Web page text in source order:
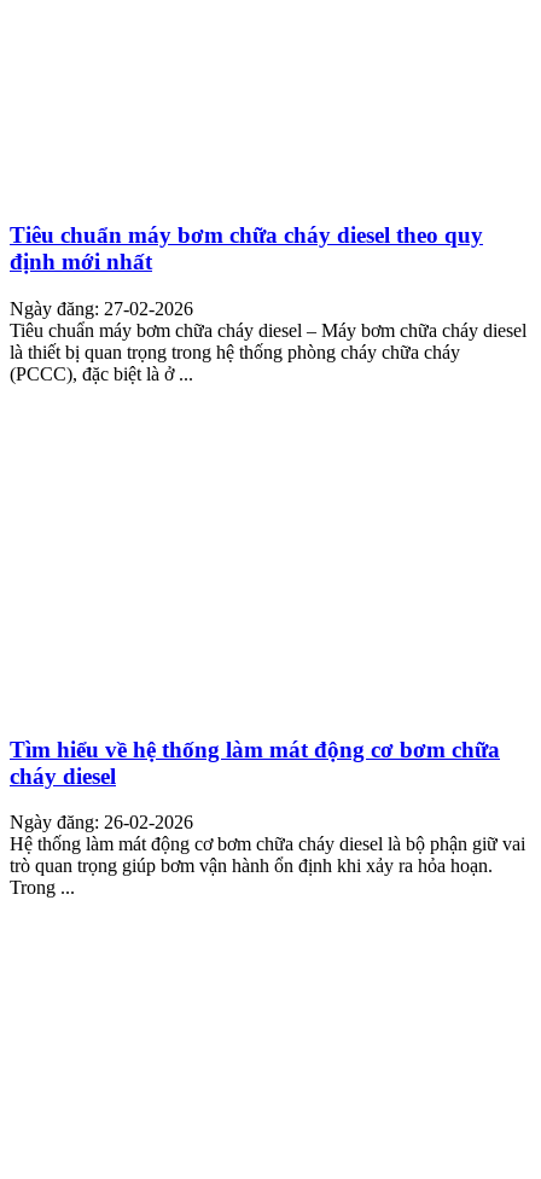
Tiêu chuẩn máy bơm chữa cháy diesel theo quy
định mới nhất
Ngày đăng: 27-02-2026
Tiêu chuẩn máy bơm chữa cháy diesel – Máy bơm chữa cháy diesel
là thiết bị quan trọng trong hệ thống phòng cháy chữa cháy
(PCCC), đặc biệt là ở ...
Tìm hiểu về hệ thống làm mát động cơ bơm chữa
cháy diesel
Ngày đăng: 26-02-2026
Hệ thống làm mát động cơ bơm chữa cháy diesel là bộ phận giữ vai
trò quan trọng giúp bơm vận hành ổn định khi xảy ra hỏa hoạn.
Trong ...